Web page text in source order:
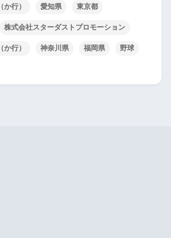
か行） 愛知県 東京都
株式会社スターダストプロモーション
か行） 神奈川県 福岡県 野球